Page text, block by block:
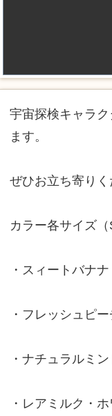
宇宙探検キャラ
ます。
ぜひお立ち寄りく
カラー各サイズ
・スィートバナ
・フレッシュピ
・ナチュラルミ
・レアミルク・ホ